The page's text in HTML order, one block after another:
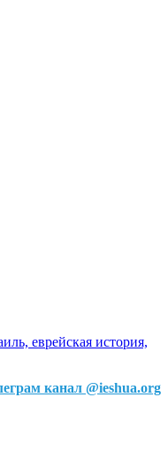
еврейская история,
канал @ieshua.org